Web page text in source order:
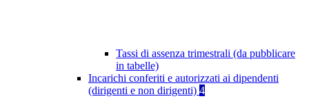
Tassi di assenza trimestrali (da pubblicare
in tabelle)
Incarichi conferiti e autorizzati ai dipendenti
(dirigenti e non dirigenti) 4